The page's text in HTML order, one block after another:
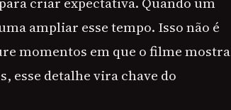
ampliar esse tempo. Isso não é
momentos em que o filme mostra
esse detalhe vira chave do